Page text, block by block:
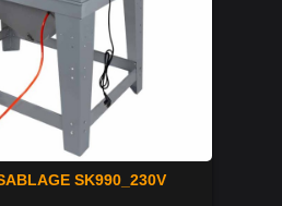
SK990_230V